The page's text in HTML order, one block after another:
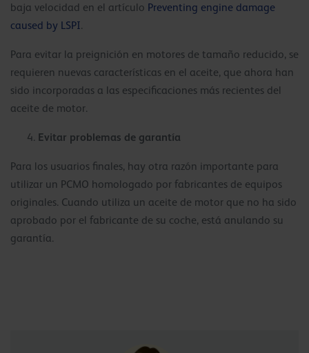
baja velocidad en el artículo Preventing engine damage
caused by LSPI.
Para evitar la preignición en motores de tamaño reducido, se
requieren nuevas características en el aceite, que ahora han
sido incorporadas a las especificaciones más recientes del
aceite de motor.
Evitar problemas de garantía
Para los usuarios finales, hay otra razón importante para
utilizar un PCMO homologado por fabricantes de equipos
originales. Cuando utiliza un aceite de motor que no ha sido
aprobado por el fabricante de su coche, está anulando su
garantía.